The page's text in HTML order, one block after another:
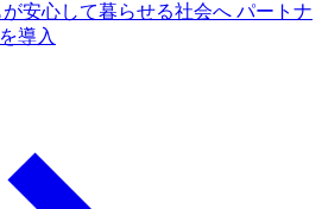
が安心して暮らせる社会へ パートナ
導入